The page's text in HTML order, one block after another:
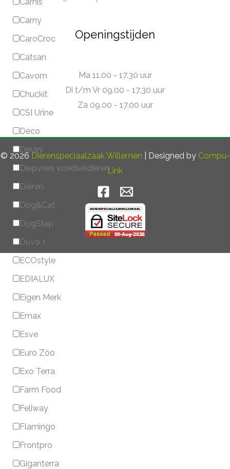
Carny
CaroCroc
Catsan
Cavom
Chuckit
CSI Urine
Deco
Devini
Diepvries voedseldieren
Dieren
Dog&Cat
DogStep
Duvo +
ECOstyle
EDIALUX
Eigen Merk
Emax
Esve
Euro Zoo
Exo Terra
Farm Food
Feliway
Flamingo
Frontpro
Giganterra
Openingstijden
Ma 11.00 - 17.30 uur
Di t/m Vr 09.00 - 17.30 uur
Za 09.00 - 17.00 uur
© 2026 Dierenspeciaalzaak Willemen | Designed by Compu-
Link